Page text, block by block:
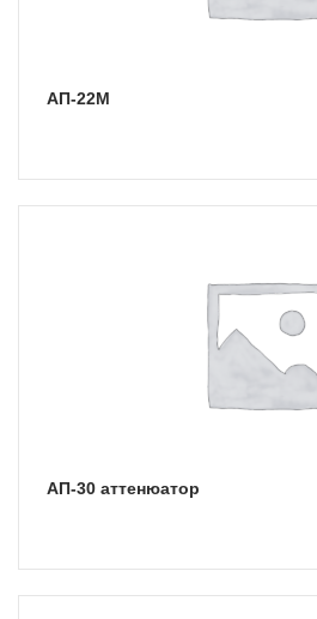
АП-22М
АП-30 аттенюатор